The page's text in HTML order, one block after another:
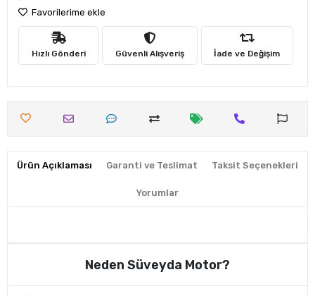
Favorilerime ekle
Hızlı Gönderi Güvenli Alışveriş İade ve Değişim
Ürün Açıklaması Garanti ve Teslimat Taksit Seçenekleri
Yorumlar
Neden Süveyda Motor?